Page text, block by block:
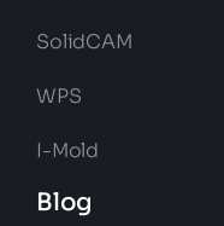
SolidCAM
WPS
I-Mold
Blog